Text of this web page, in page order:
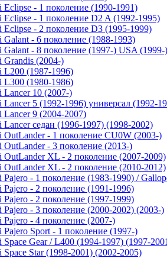
Eclipse - 1 поколение (1990-1991)
Eclipse - 1 поколение D2 A (1992-1995)
Eclipse - 2 поколение D3 (1995-1999)
Galant - 6 поколение (1988-1993)
Galant - 8 поколение (1997-) USA (1999-)
Grandis (2004-)
L200 (1987-1996)
L300 (1980-1986)
Lancer 10 (2007-)
Lancer 5 (1992-1996) универсал (1992-
Lancer 9 (2004-2007)
Lancer седан (1996-1997) (1998-2002)
OutLander - 1 поколение CU0W (2003-)
OutLander - 3 поколение (2013-)
OutLander XL - 2 поколение (2007-2009)
OutLander XL - 2 поколение (2010-2012)
Pajero - 1 поколение (1983-1990) /
Pajero - 2 поколение (1991-1996)
Pajero - 2 поколение (1997-1999)
Pajero - 3 поколение (2000-2002) (2003-)
Pajero - 4 поколение (2007-)
Pajero Sport - 1 поколение (1997-)
Space Gear / L400 (1994-1997) (1997-
Space Star (1998-2001) (2002-2005)